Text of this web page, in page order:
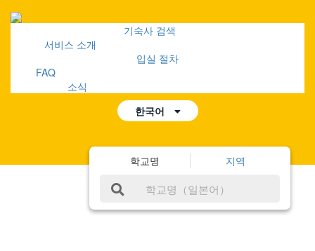
기숙사 검색
서비스 소개
입실 절차
FAQ
소식
한국어
학교명 지역